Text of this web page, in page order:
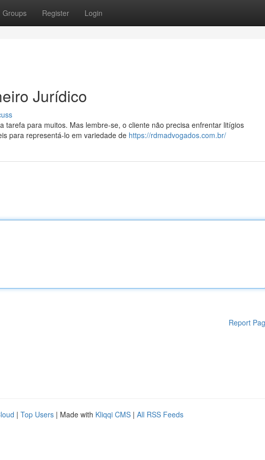
Groups Register Login
Jurídico
tarefa para muitos. Mas lembre-se, o cliente não precisa enfrentar litígios
para representá-lo em variedade de https://rdmadvogados.com.br/
Report
| Top Users | Made with Kliqqi CMS | All RSS Feeds